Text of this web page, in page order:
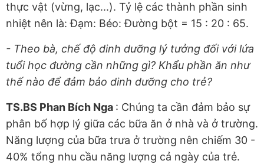
thực vật (vừng, lạc...). Tỷ lệ các thành phần sinh
nhiệt nên là: Đạm: Béo: Đường bột = 15 : 20 : 65.
- Theo bà, chế độ dinh dưỡng lý tưởng đối với lứa
tuổi học đường cần những gì? Khẩu phần ăn như
thế nào để đảm bảo dinh dưỡng cho trẻ?
TS.BS Phan Bích Nga : Chúng ta cần đảm bảo sự
phân bố hợp lý giữa các bữa ăn ở nhà và ở trường.
Năng lượng của bữa trưa ở trường nên chiếm 30 -
40% tổng nhu cầu năng lượng cả ngày của trẻ.